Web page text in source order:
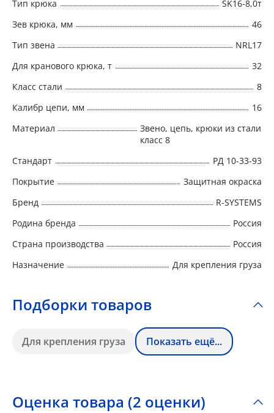
Тип крюка
SK16-8,0т
Зев крюка, мм
46
Тип звена
NRL17
Для кранового крюка, т
32
Класс стали
8
Калибр цепи, мм
16
Материал
Звено, цепь, крюки из стали
класс 8
Стандарт
РД 10-33-93
Покрытие
Защитная окраска
Бренд
R-SYSTEMS
Родина бренда
Россия
Страна производства
Россия
Назначение
Для крепления груза
Подборки товаров
Для крепления груза Показать ещё...
Оценка товара (2 оценки)